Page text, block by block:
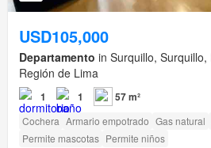
USD105,000
Departamento in Surquillo,
Región de Lima
1 1 57 m²
Cochera Armario empotrado Gas natural
Permite mascotas Permite niños